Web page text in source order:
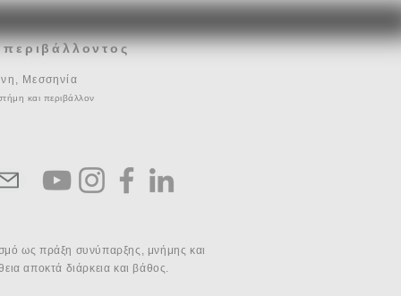
περιβάλλοντος
Μεσσηνία
και περιβάλλον
ως πράξη συνύπαρξης, μνήμης και
αποκτά διάρκεια και βάθος.